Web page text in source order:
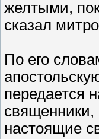
желтыми,
сказал
По его
передается
священники,
настоящие